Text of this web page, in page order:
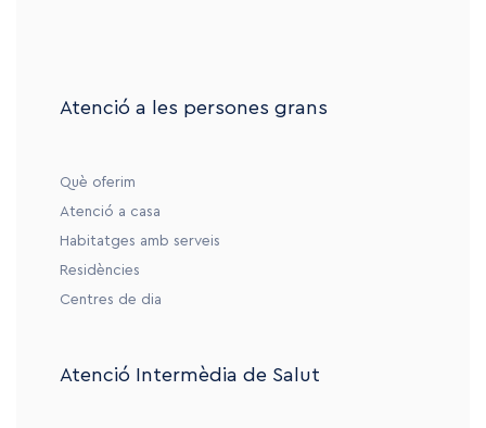
Atenció a les persones grans
Què oferim
Atenció a casa
Habitatges amb serveis
Residències
Centres de dia
Atenció Intermèdia de Salut